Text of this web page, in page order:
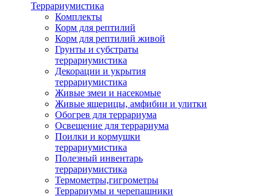
Террариумистика
Комплекты
Корм для рептилий
Корм для рептилий живой
Грунты и субстраты
террариумистика
Декорации и укрытия
террариумистика
Живые змеи и насекомые
Живые ящерицы, амфибии и улитки
Обогрев для террариума
Освещение для террариума
Поилки и кормушки
террариумистика
Полезный инвентарь
террариумистика
Термометры,гигрометры
Террариумы и черепашники